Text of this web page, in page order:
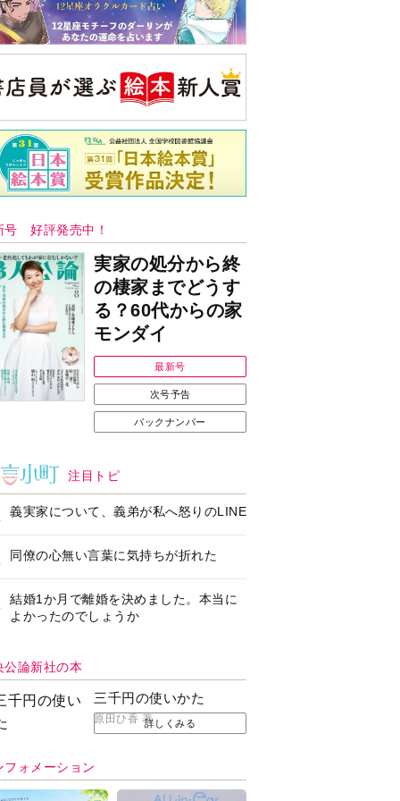
号 好評発売中！
実家の処分から終
の棲家までどうす
る？60代からの家
モンダイ
最新号
次号予告
バックナンバー
注目トピ
義実家について、義弟が私へ怒りのLINE
同僚の心無い言葉に気持ちが折れた
結婚1か月で離婚を決めました。本当に
よかったのでしょうか
公論新社の本
三千円の使いかた
原田ひ香 著詳しくみる
フォメーション